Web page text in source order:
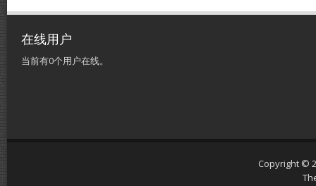
在线用户
当前有0个用户在线。
Copyright ©